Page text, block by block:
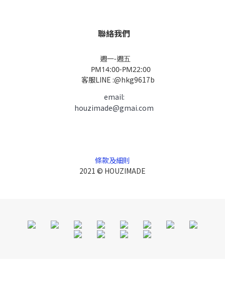
聯絡我們
週一-週五
PM14:00-PM22:00
客服LINE :@hkg9617b
email:
houzimade@gmai.com
條款及細則
2021 © HOUZIMADE